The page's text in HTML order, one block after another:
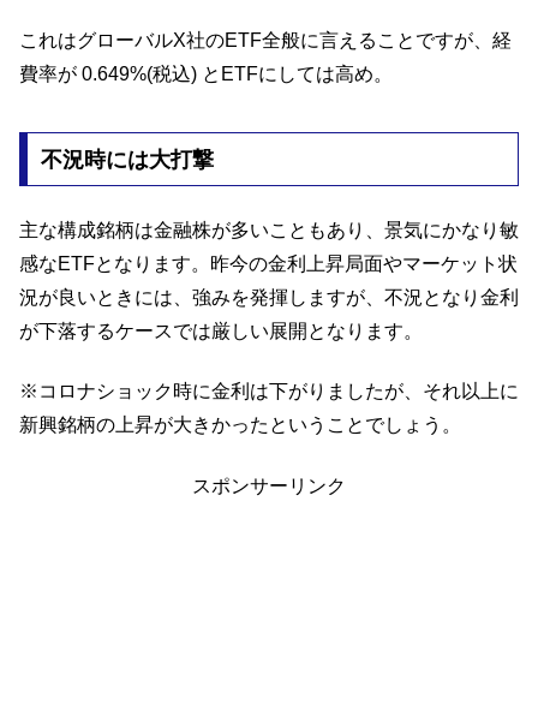
これはグローバルX社のETF全般に言えることですが、経
費率が 0.649%(税込) とETFにしては高め。
不況時には大打撃
主な構成銘柄は金融株が多いこともあり、景気にかなり敏
感なETFとなります。昨今の金利上昇局面やマーケット状
況が良いときには、強みを発揮しますが、不況となり金利
が下落するケースでは厳しい展開となります。
※コロナショック時に金利は下がりましたが、それ以上に
新興銘柄の上昇が大きかったということでしょう。
スポンサーリンク